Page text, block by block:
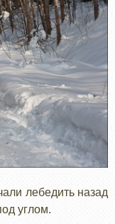
лебедить назад
углом.